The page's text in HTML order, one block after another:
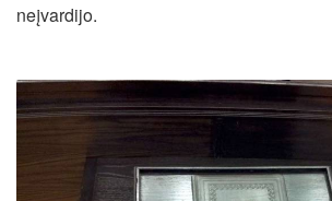
neįvardijo.